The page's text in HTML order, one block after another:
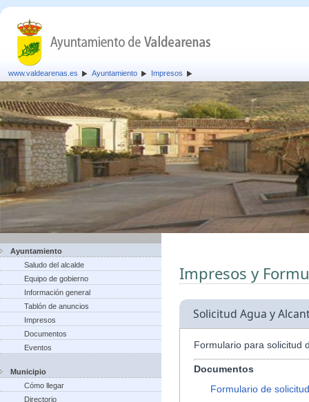
www.valdearenas.es Ayuntamiento Impresos
Ayuntamiento
Saludo del alcalde
Equipo de gobierno
Información general
Tablón de anuncios
Impresos
Documentos
Eventos
Municipio
Cómo llegar
Directorio
Impresos y
Solicitud Agua y
Formulario para solicitud
Documentos
Formulario de